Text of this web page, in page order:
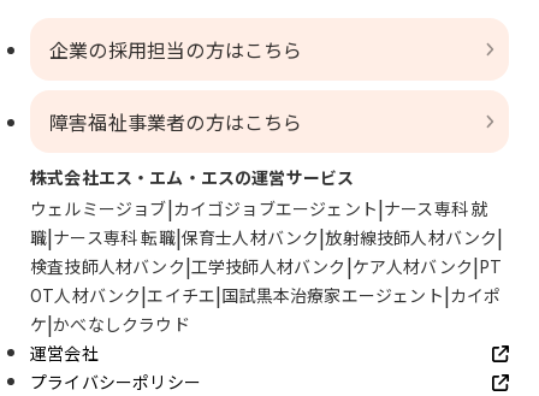
企業の採用担当の方はこちら
障害福祉事業者の方はこちら
株式会社エス・エム・エスの運営サービス
ウェルミージョブ カイゴジョブエージェント ナース専科 就
職 ナース専科 転職 保育士人材バンク 放射線技師人材バンク
検査技師人材バンク 工学技師人材バンク ケア人材バンク PT
OT人材バンク エイチエ 国試黒本治療家エージェント カイポ
ケ かべなしクラウド
運営会社
プライバシーポリシー